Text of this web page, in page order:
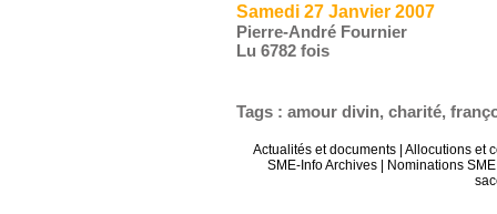
Samedi 27 Janvier 2007
Pierre-André Fournier
Lu 6782 fois
Tags :amour divin,charité,
Actualités et documents
Allocutions et
SME-Info Archives
Nominations